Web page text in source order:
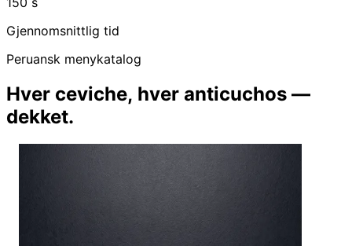
Gjennomsnittlig tid
Peruansk menykatalog
Hver ceviche, hver anticuchos —
dekket.